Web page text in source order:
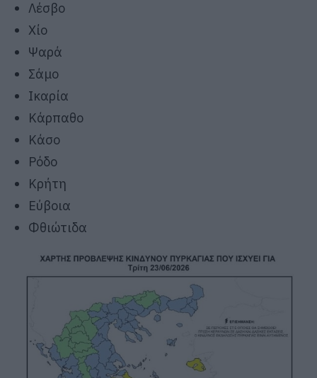
Λέσβο
Χίο
Ψαρά
Σάμο
Ικαρία
Κάρπαθο
Κάσο
Ρόδο
Κρήτη
Εύβοια
Φθιώτιδα